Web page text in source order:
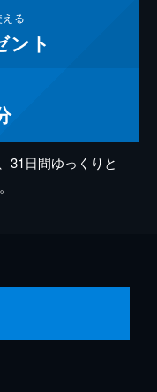
る
ント
31日間ゆっくりと